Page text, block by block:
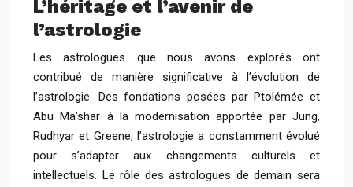
L’héritage et l’avenir de
l’astrologie
Les astrologues que nous avons explorés ont
contribué de manière significative à l’évolution de
l’astrologie. Des fondations posées par Ptolémée et
Abu Ma’shar à la modernisation apportée par Jung,
Rudhyar et Greene, l’astrologie a constamment évolué
pour s’adapter aux changements culturels et
intellectuels. Le rôle des astrologues de demain sera